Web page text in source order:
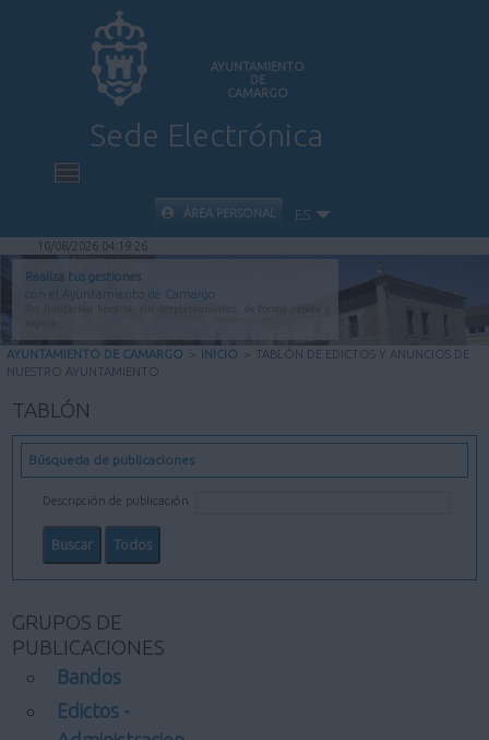
AYUNTAMIENTO
DE
CAMARGO
Sede Electrónica
INICIO
INFORMACIÓN PÚBLICA
CARPETA CIUDADANA
VALIDACIÓN DE DOCUMENTOS
AYUDA
ÁREA PERSONAL ES
10/08/2026 04:19:27
Realiza tus gestiones
con el Ayuntamiento de Camargo
AYUNTAMIENTO DE CAMARGO > INICIO > TABLÓN DE EDICTOS Y ANUNCIOS DE
NUESTRO AYUNTAMIENTO
TABLÓN
Búsqueda de publicaciones
Descripción de publicación
GRUPOS DE
PUBLICACIONES
Bandos
Edictos -